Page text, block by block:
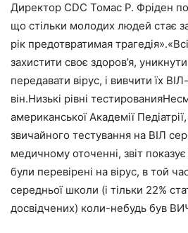
Директор CDC Томас Р. Фріден
що стільки молодих людей стає
рік предотвратимая
захистити своє здоров’я,
передавати вірус, і вивчити їх
він.Низькі рівні
американської Академії
звичайного тестування на ВІЛ
медичному оточенні, звіт
були перевірені на вірус, в той
середньої школи (і тільки 22%
досвідчених) коли-небудь був